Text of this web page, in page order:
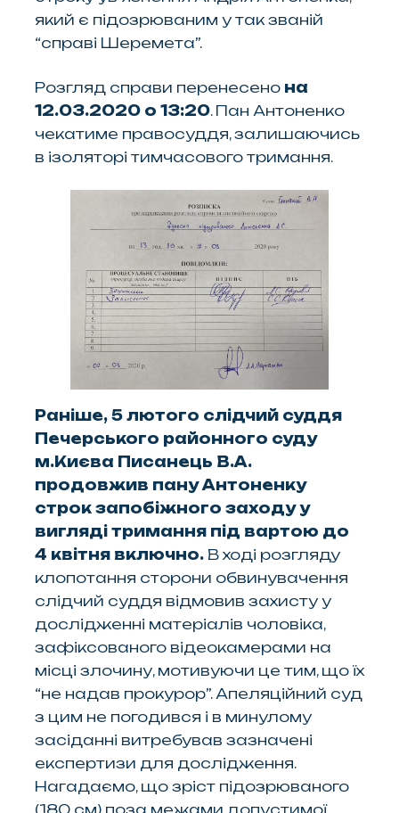
який є підозрюваним у так званій
“справі Шеремета”.
Розгляд справи перенесено на
12.03.2020 о 13:20. Пан Антоненко
чекатиме правосуддя, залишаючись
в ізоляторі тимчасового тримання.
Раніше, 5 лютого слідчий суддя
Печерського районного суду
м.Києва Писанець В.А.
продовжив пану Антоненку
строк запобіжного заходу у
вигляді тримання під вартою до
4 квітня включно. В ході розгляду
клопотання сторони обвинувачення
слідчий суддя відмовив захисту у
дослідженні матеріалів чоловіка,
зафіксованого відеокамерами на
місці злочину, мотивуючи це тим, що їх
“не надав прокурор”. Апеляційний суд
з цим не погодився і в минулому
засіданні витребував зазначені
експертизи для дослідження.
Нагадаємо, що зріст підозрюваного